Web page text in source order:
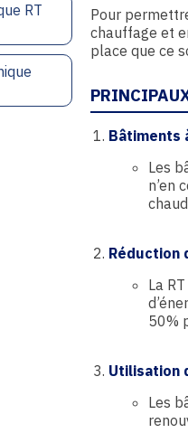
RT
Pour
chauffage et
place que ce
Bâtiments
Les
n’en
Réduction
La
50%
Utilisation
Les